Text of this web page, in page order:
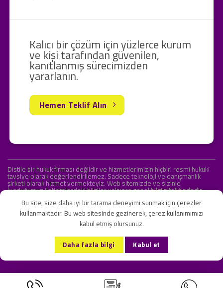
Kalıcı bir çözüm için yüzlerce kurum
ve kişi tarafından güvenilen,
kanıtlanmış sürecimizden
yararlanın.
Hemen Teklif Alın
Distile bir hukuk firması değildir ve hizmetlerimizin hiçbiri resmi hukuki
tavsiye olarak değerlendirilemez. Sadece teknoloji ve danışmanlık
şirketi olarak hizmet vermekteyiz. Web sitemizde ve sizinle
kurduğumuz iletişimlerdeki bilgiler yalnızca genel bilgi niteliğindedir.
KVKK ve Gizlilik Sözleşmesi S.S.S. İletişim
Copyright 2026 ©Onlipr Teknoloji ve Ticaret A.Ş.
Bu site, size daha iyi bir tarama deneyimi sunmak için çerezler
kullanmaktadır. Bu web sitesinde gezinerek, çerez kullanımımızı
kabul etmiş olursunuz.
Daha fazla bilgi Kabul et